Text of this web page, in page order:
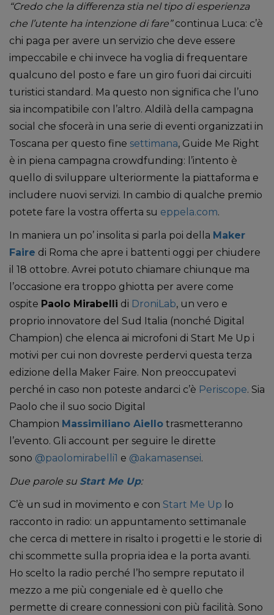
“Credo che la differenza stia nel tipo di esperienza
che l’utente ha intenzione di fare”continua Luca: c’è
chi paga per avere un servizio che deve essere
impeccabile e chi invece ha voglia di frequentare
qualcuno del posto e fare un giro fuori dai circuiti
turistici standard. Ma questo non significa che l’uno
sia incompatibile con l’altro. Aldilà della campagna
social che sfocerà in una serie di eventi organizzati in
Toscana per questo fine settimana, Guide Me Right
è in piena campagna crowdfunding: l’intento è
quello di sviluppare ulteriormente la piattaforma e
includere nuovi servizi. In cambio di qualche premio
potete fare la vostra offerta su eppela.com.
In maniera un po’ insolita si parla poi della Maker
Faire di Roma che apre i battenti oggi per chiudere
il 18 ottobre. Avrei potuto chiamare chiunque ma
l’occasione era troppo ghiotta per avere come
ospite Paolo Mirabelli di DroniLab, un vero e
proprio innovatore del Sud Italia (nonché Digital
Champion) che elenca ai microfoni di Start Me Up i
motivi per cui non dovreste perdervi questa terza
edizione della Maker Faire. Non preoccupatevi
perché in caso non poteste andarci c’è Periscope. Sia
Paolo che il suo socio Digital
Champion Massimiliano Aiello trasmetteranno
l’evento. Gli account per seguire le dirette
sono @paolomirabelli1 e @akamasensei.
Due parole su Start Me Up:
C’è un sud in movimento e con Start Me Up lo
racconto in radio: un appuntamento settimanale
che cerca di mettere in risalto i progetti e le storie di
chi scommette sulla propria idea e la porta avanti.
Ho scelto la radio perché l’ho sempre reputato il
mezzo a me più congeniale ed è quello che
permette di creare connessioni con più facilità. Sono